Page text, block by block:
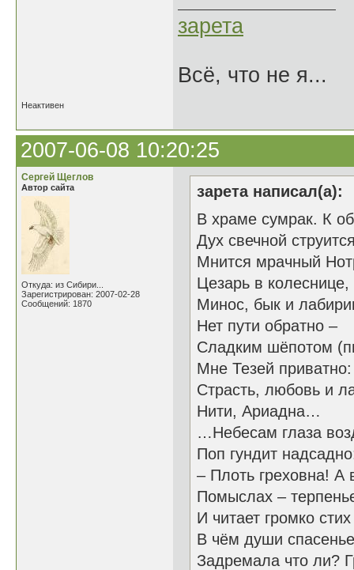
зарета
Всё, что не я...
Неактивен
2007-06-08 10:20:25
Сергей Щеглов
Автор сайта
Откуда: из Сибири...
Зарегистрирован: 2007-02-28
Сообщений: 1870
зарета написал(а):
В храме сумрак. К
Дух свечной
Мнится мрачный
Цезарь в колеснице,
Минос, бык и
Нет пути обратно –
Сладким шёпотом
Мне Тезей приватно:
Страсть, любовь и
Нити, Ариадна…
…Небесам глаза
Поп гундит
– Плоть греховна! А
Помыслах –
И читает громко
В чём души
Задремала что ли?